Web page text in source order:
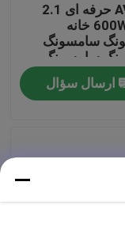
AV-628 حرفه ای 2.1
کانال 600W خانه
سامسونگ
سامسونگ
سامسونگ
ارسال سؤال